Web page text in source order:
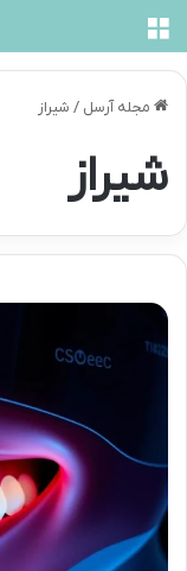
مجله آرسل / شیراز
شیراز